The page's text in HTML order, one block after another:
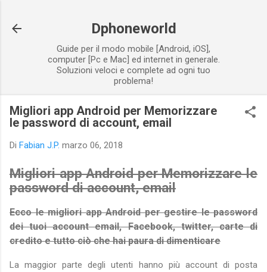
Dphoneworld
Guide per il modo mobile [Android, iOS],
computer [Pc e Mac] ed internet in generale.
Soluzioni veloci e complete ad ogni tuo
problema!
Migliori app Android per Memorizzare
le password di account, email
Di Fabian J.P. marzo 06, 2018
Migliori app Android per Memorizzare le
password di account, email
Ecco le migliori app Android per gestire le password
dei tuoi account email, Facebook, twitter, carte di
credito e tutto ciò che hai paura di dimenticare
La maggior parte degli utenti hanno più account di posta